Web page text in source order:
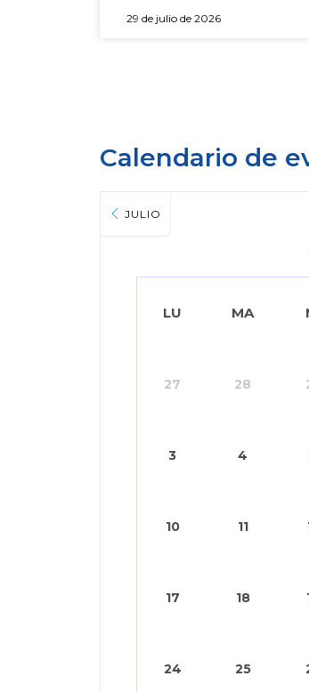
29 de julio de 2026
Calendario de
JULIO
LU MA
27 28
3 4
10 11
17 18
24 25